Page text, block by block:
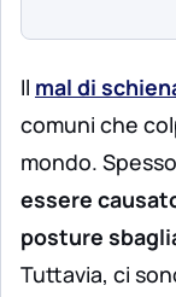
Il mal di
comuni che
mondo.
essere
posture
Tuttavia, ci